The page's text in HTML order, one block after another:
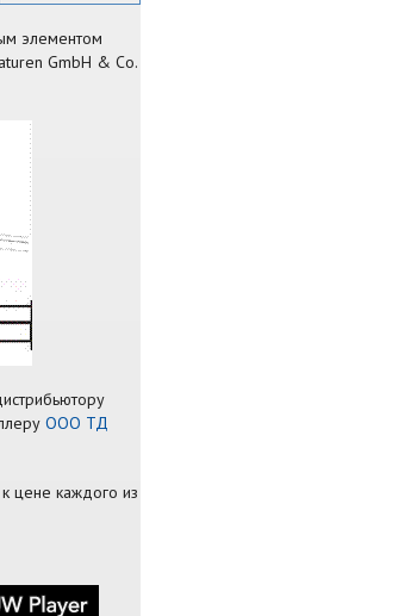
элементом
GmbH & Co.
ООО ТД
цене каждого из